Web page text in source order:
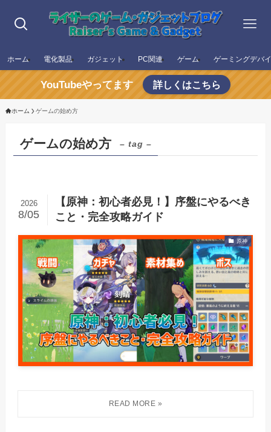
ホーム 電化製品 ガジェット PC関連 ゲーム ゲーミングデバ
YouTubeやってます 詳しくはこちら
ホーム ゲームの始め方
ゲームの始め方 – tag –
【原神：初心者必見！】序盤にやるべき
こと・完全攻略ガイド
2026
8/05
原神